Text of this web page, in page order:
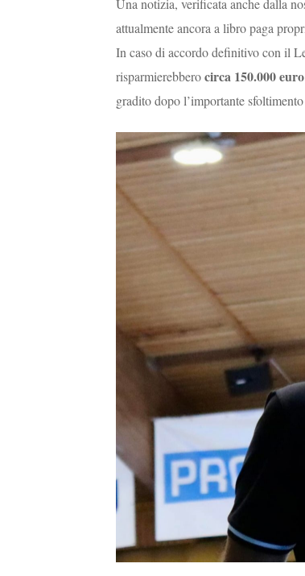
attualmente ancora a libro paga
In caso di accordo definitivo con il
risparmierebberocirca 150.000 euro
gradito dopo l’importante